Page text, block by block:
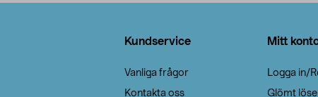
Kundservice
Vanliga frågor
Kontakta oss
Mitt
Logga in/
Glömt